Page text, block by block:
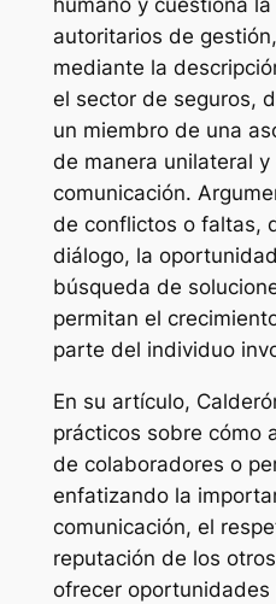
humano y cuestiona
autoritarios de
mediante la
el sector de seguros,
un miembro de una
de manera unilateral
comunicación.
de conflictos o faltas,
diálogo, la
búsqueda de
permitan el
parte del individuo
En su artículo,
prácticos sobre cómo
de colaboradores o
enfatizando la
comunicación, el
reputación de los
ofrecer oportunidades